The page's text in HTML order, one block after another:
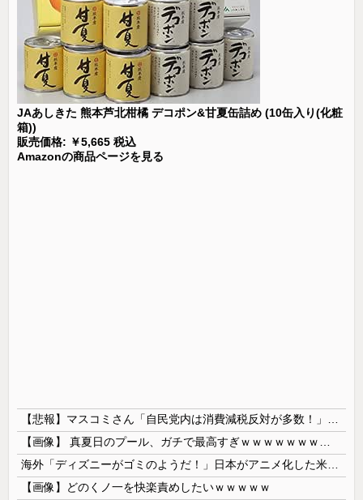
JAあしきた 熊本芦北柑橘 デコポン&甘夏缶詰め (10缶入り(化粧
箱))
販売価格: ￥5,665 税込
Amazonの商品ページを見る
【画像】どのくノ一を快楽責めしたいｗｗｗｗｗ